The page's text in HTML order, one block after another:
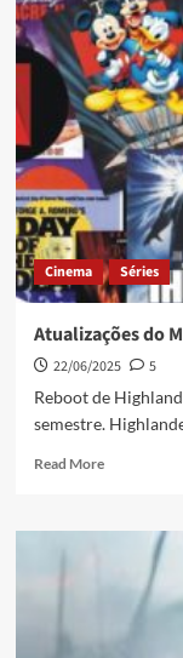
Cinema Séries
Atualizações do
22/06/2025
5
Reboot de
semestre.
Read More